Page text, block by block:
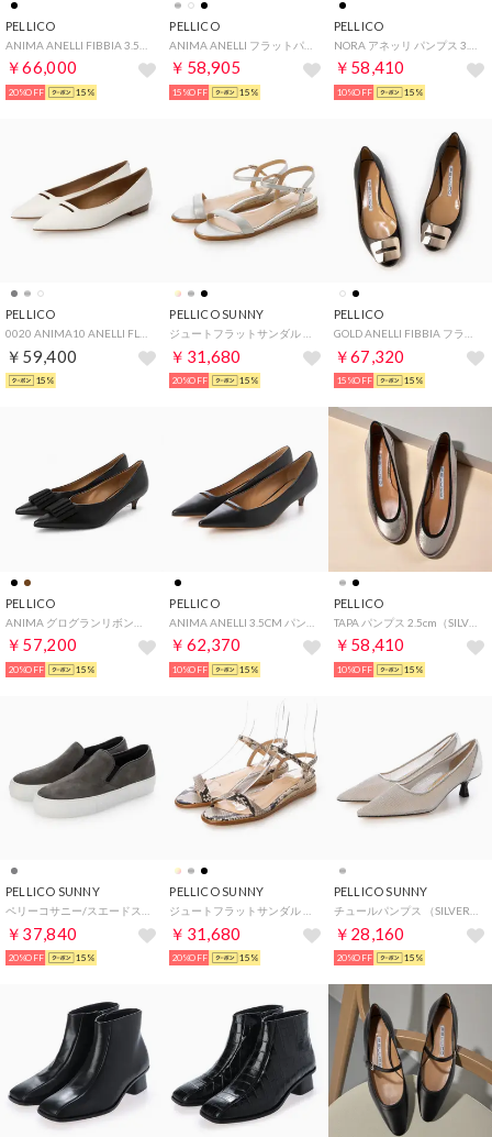
PELLICO
￥66,000
20%OFF 15%
PELLICO
￥58,905
15%OFF 15%
PELLICO
￥58,410
10%OFF 15%
PELLICO
￥59,400
15%
PELLICO SUNNY
￥31,680
20%OFF 15%
PELLICO
￥67,320
15%OFF 15%
PELLICO
￥57,200
20%OFF 15%
PELLICO
￥62,370
10%OFF 15%
PELLICO
TAPA パンプス 2.5cm（SILVER）
￥58,410
10%OFF 15%
PELLICO SUNNY
￥37,840
20%OFF 15%
PELLICO SUNNY
￥31,680
20%OFF 15%
PELLICO SUNNY
￥28,160
20%OFF 15%